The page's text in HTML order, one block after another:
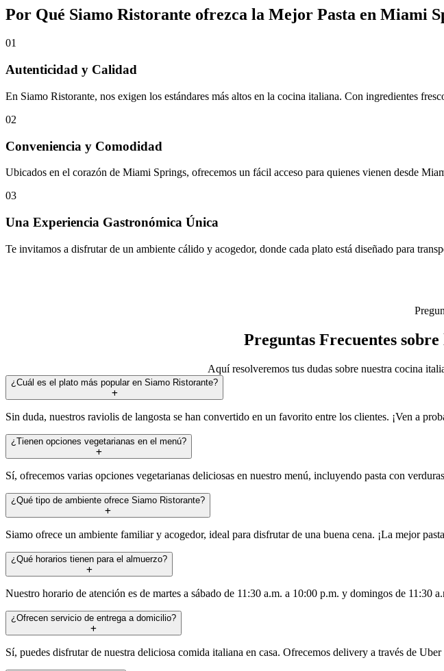
Por Qué Siamo Ristorante ofrezca la Mejor Pasta en Miami
01
Autenticidad y Calidad
En Siamo Ristorante, nos exigen los estándares más altos en la cocina italiana. Con ingredientes
02
Conveniencia y Comodidad
Ubicados en el corazón de Miami Springs, ofrecemos un fácil acceso para quienes vienen desde
03
Una Experiencia Gastronómica Única
Te invitamos a disfrutar de un ambiente cálido y acogedor, donde cada plato está diseñado para
Preguntas Frecuentes
Aquí resolveremos tus dudas sobre nuestra cocina
¿Cuál es el plato más popular en Siamo Ristorante?
Sin duda, nuestros raviolis de langosta se han convertido en un favorito entre los clientes. ¡Ven a
¿Tienen opciones vegetarianas en el menú?
Sí, ofrecemos varias opciones vegetarianas deliciosas en nuestro menú, incluyendo pasta con
¿Qué tipo de ambiente ofrece Siamo Ristorante?
Siamo ofrece un ambiente familiar y acogedor, ideal para disfrutar de una buena cena. ¡La mejor
¿Qué horarios tienen para el almuerzo?
Nuestro horario de atención es de martes a sábado de 11:30 a.m. a 10:00 p.m. y domingos de 11:30
¿Ofrecen servicio de entrega a domicilio?
Sí, puedes disfrutar de nuestra deliciosa comida italiana en casa. Ofrecemos delivery a través de Uber